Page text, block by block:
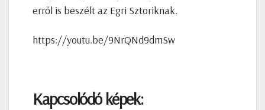
erről is beszélt az Egri Sztoriknak.
https://youtu.be/9NrQNd9dmSw
Kapcsolódó képek: